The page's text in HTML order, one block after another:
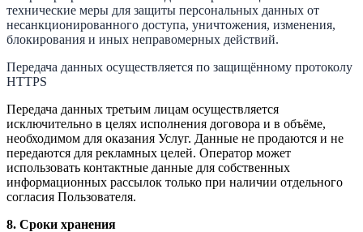
технические меры для защиты персональных данных от
несанкционированного доступа, уничтожения, изменения,
блокирования и иных неправомерных действий.
Передача данных осуществляется по защищённому протоколу
HTTPS
Передача данных третьим лицам осуществляется
исключительно в целях исполнения договора и в объёме,
необходимом для оказания Услуг. Данные не продаются и не
передаются для рекламных целей. Оператор может
использовать контактные данные для собственных
информационных рассылок только при наличии отдельного
согласия Пользователя.
8. Сроки хранения